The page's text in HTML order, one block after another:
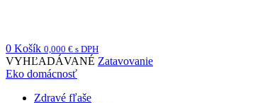
0 Košík 0,000 € s DPH
VYHĽADÁVANÉ Zatavovanie
Eko domácnosť
Zdravé fľaše